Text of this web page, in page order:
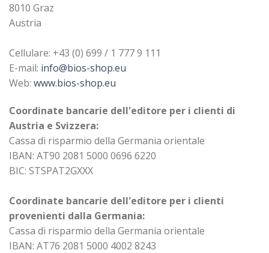
8010 Graz
Austria
Cellulare: +43 (0) 699 / 1 777 9 111
E-mail: info@bios-shop.eu
Web: www.bios-shop.eu
Coordinate bancarie dell'editore per i clienti di
Austria e Svizzera:
Cassa di risparmio della Germania orientale
IBAN: AT90 2081 5000 0696 6220
BIC: STSPAT2GXXX
Coordinate bancarie dell'editore per i clienti
provenienti dalla Germania:
Cassa di risparmio della Germania orientale
IBAN: AT76 2081 5000 4002 8243